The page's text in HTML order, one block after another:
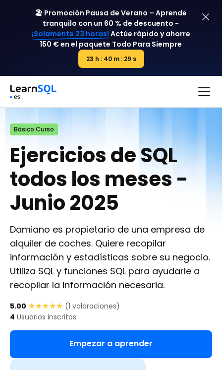
🏖️ Promoción Pausa de Verano – Aprende
tranquilo con un 60 % de descuento -
¡Solamente 23 horas! Actúe rápido y ahorre
150 € en el paquete Todo Para Siempre
23 h : 40 m : 29 s
23 h : 00 m : 00 s
Básico Curso
Ejercicios de SQL
todos los meses -
Junio 2025
Damiano es propietario de una empresa de
alquiler de coches. Quiere recopilar
información y estadísticas sobre su negocio.
Utiliza SQL y funciones SQL para ayudarle a
recopilar la información necesaria.
5.00 ★★★★★
★★★★★ (1 valoraciones)
4 Usuarios inscritos
Empezar a aprender